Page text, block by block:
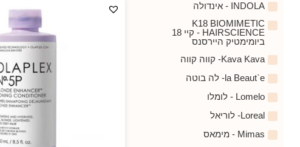
INDOLA - אינדולה
K18 BIOMIMETIC
HAIRSCIENCE - קיי 18
ביומימטיק היירסנס
Kava Kava- קווה קווה
la Beaut`e- לה בוטה
Lomelo - לומלו
Loreal- לוריאל
Mimas - מימאס